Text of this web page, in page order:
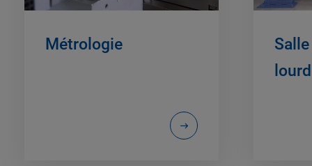
Métrologie